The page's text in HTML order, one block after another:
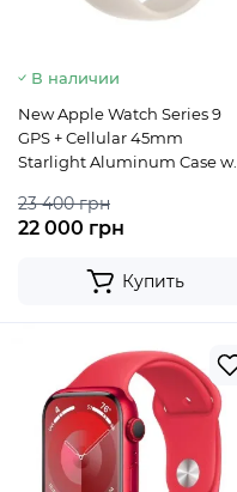
В наличии
New Apple Watch Series 9
GPS + Cellular 45mm
Starlight Aluminum Case w.
23 400 грн
22 000 грн
Купить